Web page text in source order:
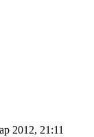
2012, 21:11